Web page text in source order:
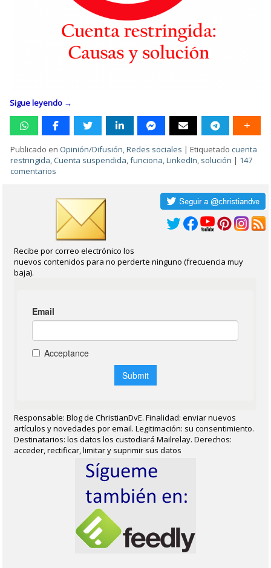
Sigue leyendo →
Publicado en Opinión/Difusión,Redes sociales |Etiquetado cuenta
restringida,Cuenta suspendida,funciona,LinkedIn, solución | 147
comentarios
Recibe por correo electrónico los
nuevos contenidos para no perderte ninguno (frecuencia muy
baja).
Responsable: Blog de ChristianDvE. Finalidad: enviar nuevos
artículos y novedades por email. Legitimación: su consentimiento.
Destinatarios: los datos los custodiará Mailrelay. Derechos:
acceder, rectificar, limitar y suprimir sus datos